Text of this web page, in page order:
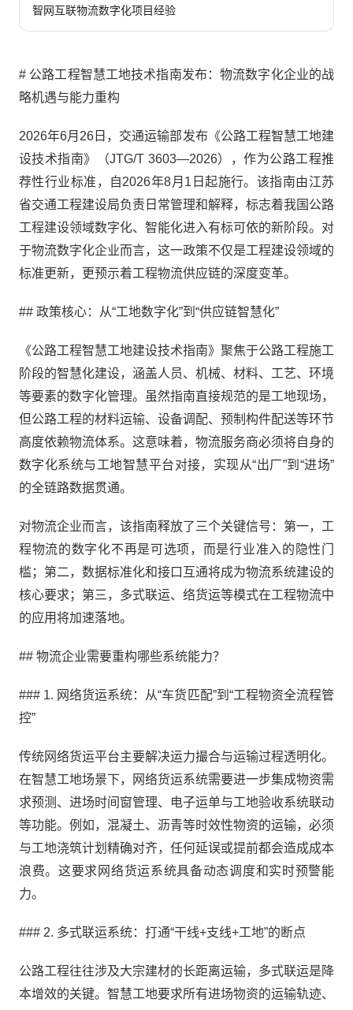
智网互联物流数字化项目经验
# 公路工程智慧工地技术指南发布：物流数字化企业的战
略机遇与能力重构
2026年6月26日，交通运输部发布《公路工程智慧工地建
设技术指南》（JTG/T 3603—2026），作为公路工程推
荐性行业标准，自2026年8月1日起施行。该指南由江苏
省交通工程建设局负责日常管理和解释，标志着我国公路
工程建设领域数字化、智能化进入有标可依的新阶段。对
于物流数字化企业而言，这一政策不仅是工程建设领域的
标准更新，更预示着工程物流供应链的深度变革。
## 政策核心：从“工地数字化”到“供应链智慧化”
《公路工程智慧工地建设技术指南》聚焦于公路工程施工
阶段的智慧化建设，涵盖人员、机械、材料、工艺、环境
等要素的数字化管理。虽然指南直接规范的是工地现场，
但公路工程的材料运输、设备调配、预制构件配送等环节
高度依赖物流体系。这意味着，物流服务商必须将自身的
数字化系统与工地智慧平台对接，实现从“出厂”到“进场”
的全链路数据贯通。
对物流企业而言，该指南释放了三个关键信号：第一，工
程物流的数字化不再是可选项，而是行业准入的隐性门
槛；第二，数据标准化和接口互通将成为物流系统建设的
核心要求；第三，多式联运、络货运等模式在工程物流中
的应用将加速落地。
## 物流企业需要重构哪些系统能力？
### 1. 网络货运系统：从“车货匹配”到“工程物资全流程管
控”
传统网络货运平台主要解决运力撮合与运输过程透明化。
在智慧工地场景下，网络货运系统需要进一步集成物资需
求预测、进场时间窗管理、电子运单与工地验收系统联动
等功能。例如，混凝土、沥青等时效性物资的运输，必须
与工地浇筑计划精确对齐，任何延误或提前都会造成成本
浪费。这要求网络货运系统具备动态调度和实时预警能
力。
### 2. 多式联运系统：打通“干线+支线+工地”的断点
公路工程往往涉及大宗建材的长距离运输，多式联运是降
本增效的关键。智慧工地要求所有进场物资的运输轨迹、